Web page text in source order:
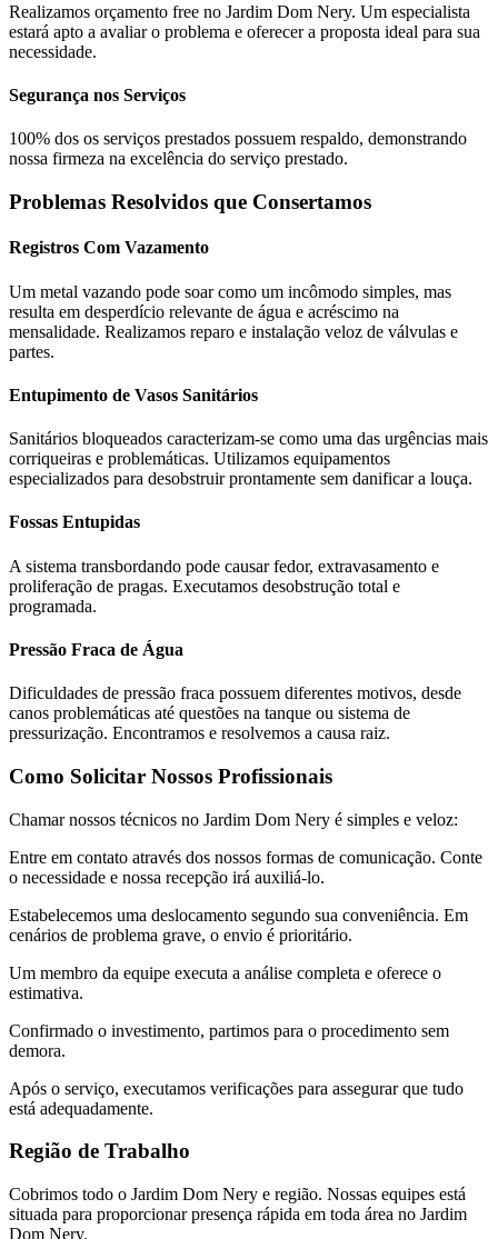
Realizamos orçamento free no Jardim Dom Nery. Um especialista
estará apto a avaliar o problema e oferecer a proposta ideal para sua
necessidade.
Segurança nos Serviços
100% dos os serviços prestados possuem respaldo, demonstrando
nossa firmeza na excelência do serviço prestado.
Problemas Resolvidos que Consertamos
Registros Com Vazamento
Um metal vazando pode soar como um incômodo simples, mas
resulta em desperdício relevante de água e acréscimo na
mensalidade. Realizamos reparo e instalação veloz de válvulas e
partes.
Entupimento de Vasos Sanitários
Sanitários bloqueados caracterizam-se como uma das urgências mais
corriqueiras e problemáticas. Utilizamos equipamentos
especializados para desobstruir prontamente sem danificar a louça.
Fossas Entupidas
A sistema transbordando pode causar fedor, extravasamento e
proliferação de pragas. Executamos desobstrução total e
programada.
Pressão Fraca de Água
Dificuldades de pressão fraca possuem diferentes motivos, desde
canos problemáticas até questões na tanque ou sistema de
pressurização. Encontramos e resolvemos a causa raiz.
Como Solicitar Nossos Profissionais
Chamar nossos técnicos no Jardim Dom Nery é simples e veloz:
Entre em contato através dos nossos formas de comunicação. Conte
o necessidade e nossa recepção irá auxiliá-lo.
Estabelecemos uma deslocamento segundo sua conveniência. Em
cenários de problema grave, o envio é prioritário.
Um membro da equipe executa a análise completa e oferece o
estimativa.
Confirmado o investimento, partimos para o procedimento sem
demora.
Após o serviço, executamos verificações para assegurar que tudo
está adequadamente.
Região de Trabalho
Cobrimos todo o Jardim Dom Nery e região. Nossas equipes está
situada para proporcionar presença rápida em toda área no Jardim
Dom Nery.